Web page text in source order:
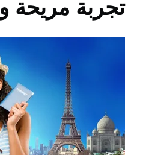
تجربة مريحة